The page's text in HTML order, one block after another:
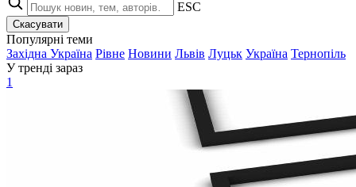
ESC
Скасувати
Популярні теми
Західна Україна Рівне Новини Львів Луцьк Україна Тернопіль
У тренді зараз
1